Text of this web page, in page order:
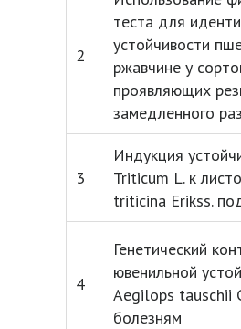
2
теста для
устойчивости
ржавчине у
проявляющих
замедленного
3
Индукция
Triticum L. к
triticina Erikss.
4
Генетический
ювенильной
Aegilops tauschii
болезням